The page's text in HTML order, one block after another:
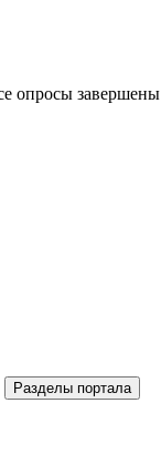
опросы завершены
Разделы портала